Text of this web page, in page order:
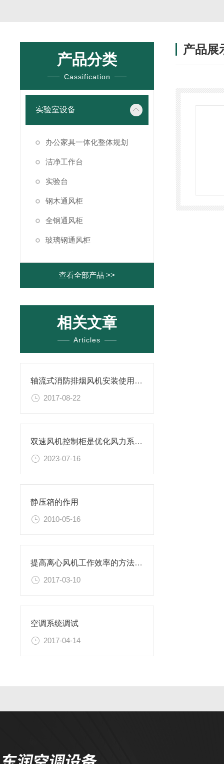
产品分类
Cassification
实验室设备
办公家具一体化整体规划
洁净工作台
实验台
钢木通风柜
全钢通风柜
玻璃钢通风柜
查看全部产品 >>
相关文章
Articles
轴流式消防排烟风机安装使用注意事项
2017-08-22
双速风机控制柜是优化风力系统性能的关键
2023-07-16
静压箱的作用
2010-05-16
提高离心风机工作效率的方法有哪些
2017-03-10
空调系统调试
2017-04-14
产品展